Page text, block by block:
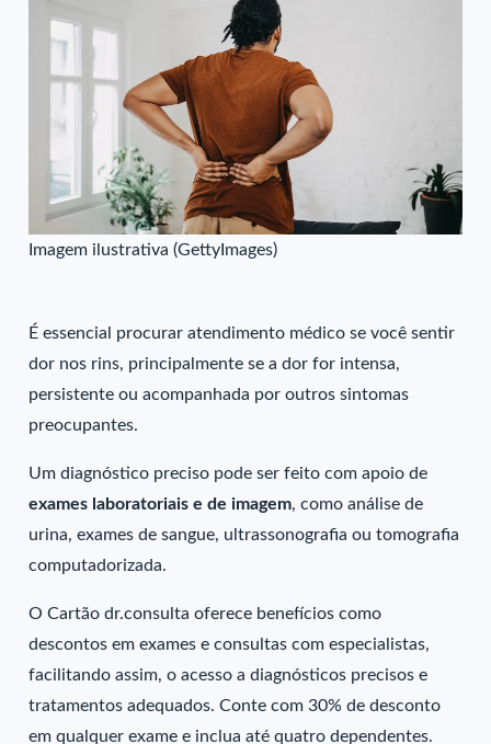
Imagem ilustrativa (GettyImages)
É essencial procurar atendimento médico se você sentir
dor nos rins, principalmente se a dor for intensa,
persistente ou acompanhada por outros sintomas
preocupantes.
Um diagnóstico preciso pode ser feito com apoio de
exames laboratoriais e de imagem, como análise de
urina, exames de sangue, ultrassonografia ou tomografia
computadorizada.
O Cartão dr.consulta oferece benefícios como
descontos em exames e consultas com especialistas,
facilitando assim, o acesso a diagnósticos precisos e
tratamentos adequados. Conte com 30% de desconto
em qualquer exame e inclua até quatro dependentes.